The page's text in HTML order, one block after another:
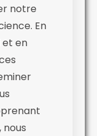
notre
En
et en